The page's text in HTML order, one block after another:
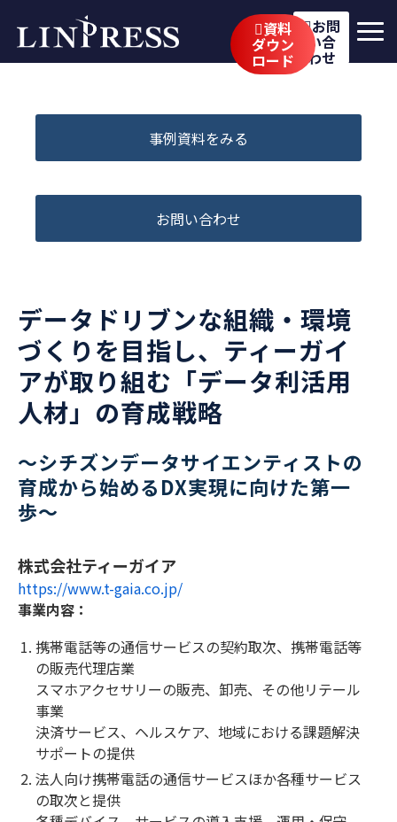
資料
ダウン
ロード
お問
い合
わせ
サービス
公開講座
事例
企業情報
採用情報
事例資料をみる
お問い合わせ
データドリブンな組織・環境
づくりを目指し、ティーガイ
アが取り組む「データ利活用
人材」の育成戦略
～シチズンデータサイエンティストの
育成から始めるDX実現に向けた第一
歩～
株式会社ティーガイア
https://www.t-gaia.co.jp/
事業内容：
携帯電話等の通信サービスの契約取次、携帯電話等
の販売代理店業
スマホアクセサリーの販売、卸売、その他リテール
事業
決済サービス、ヘルスケア、地域における課題解決
サポートの提供
法人向け携帯電話の通信サービスほか各種サービス
の取次と提供